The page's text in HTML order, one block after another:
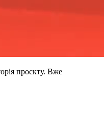
проєкту. Вже